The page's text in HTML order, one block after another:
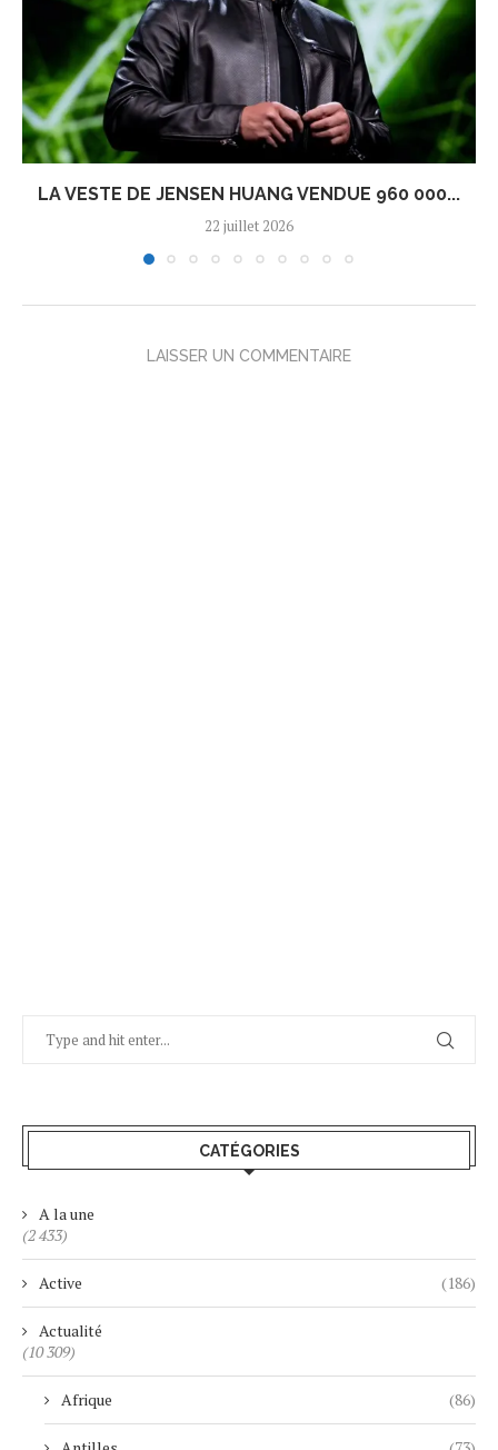
LA VESTE DE JENSEN HUANG VENDUE 960 000...
22 juillet 2026
LAISSER UN COMMENTAIRE
CATÉGORIES
A la une
(2 433)
Active (186)
Actualité
(10 309)
Afrique (86)